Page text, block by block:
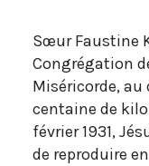
Sœur Faustine
Congrégation
Miséricorde, au
centaine de
février 1931,
de reproduire